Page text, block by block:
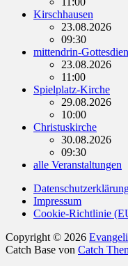
Kirschhausen
23.08.2026
09:30
mittendrin-
23.08.2026
11:00
Spielplatz-Kirche
29.08.2026
10:00
Christuskirche
30.08.2026
09:30
alle Veranstaltungen
Impressum
Cookie-Richtlinie
Copyright © 2026
Catch Base von Catch